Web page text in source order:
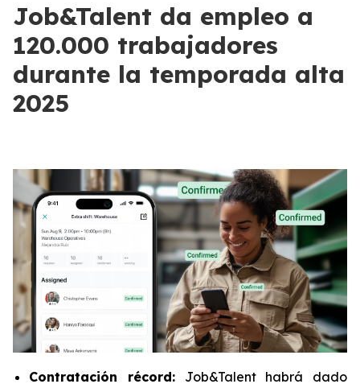
Job&Talent da empleo a
120.000 trabajadores
durante la temporada alta
2025
Contratación récord:Job&Talent habrá dado